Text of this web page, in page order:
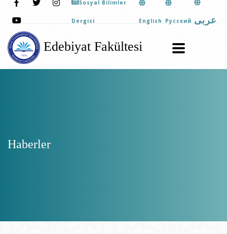
Sosyal Bilimler
Dergisi English Pусский عربى
Edebiyat Fakültesi
Haberler